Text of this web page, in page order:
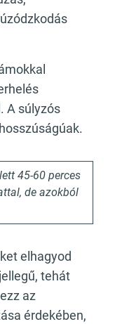
A súlyzós
45-60 perces
de azokból
elhagyod
tehát
az
érdekében,